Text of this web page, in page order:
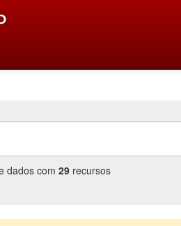
dados com 29 recursos